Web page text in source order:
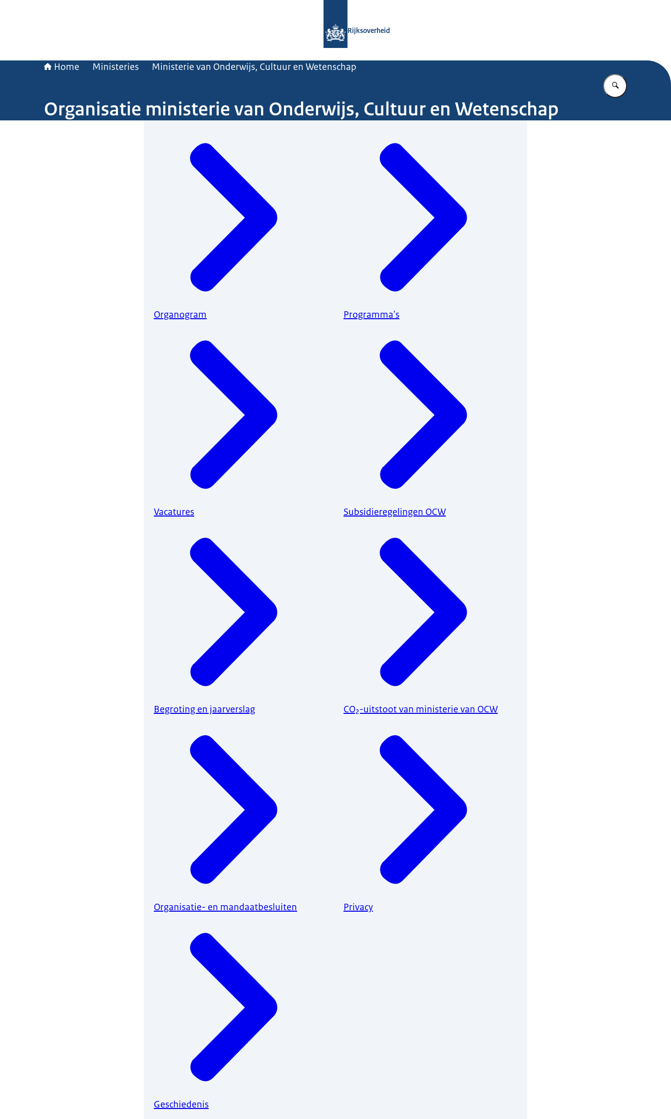
Rijksoverheid
Home Ministeries Ministerie van Onderwijs, Cultuur en Wetenschap
Vul in wat u
Organisatie ministerie van Onderwijs, Cultuur en Wetenschap
Organogram
Vacatures
Begroting en jaarverslag
Organisatie- en mandaatbesluiten
Geschiedenis
Programma's
Subsidieregelingen OCW
CO₂-uitstoot van ministerie van OCW
Privacy